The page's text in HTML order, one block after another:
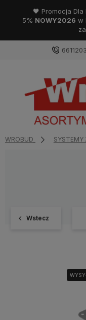
🖤 Promocja
5% NOWY2026 w
WROBUD SYSTEMY
Wstecz